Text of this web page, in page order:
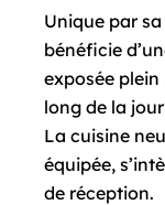
Unique par
bénéficie
exposée
long de la
La cuisine
équipée,
de réception.